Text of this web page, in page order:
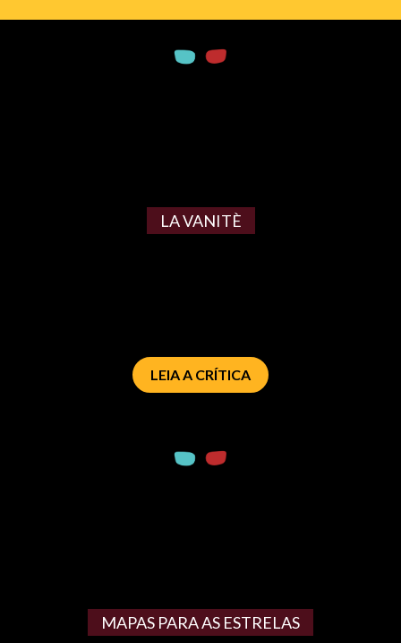
LA VANITÈ
LEIA A CRÍTICA
MAPAS PARA AS ESTRELAS